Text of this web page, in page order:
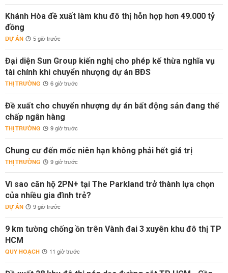
Khánh Hòa đề xuất làm khu đô thị hỗn hợp hơn 49.000 tỷ
đồng
DỰ ÁN 5 giờ trước
Đại diện Sun Group kiến nghị cho phép kế thừa nghĩa vụ
tài chính khi chuyển nhượng dự án BĐS
THỊ TRƯỜNG 6 giờ trước
Đề xuất cho chuyển nhượng dự án bất động sản đang thế
chấp ngân hàng
THỊ TRƯỜNG 9 giờ trước
Chung cư đến mốc niên hạn không phải hết giá trị
THỊ TRƯỜNG 9 giờ trước
Vì sao căn hộ 2PN+ tại The Parkland trở thành lựa chọn
của nhiều gia đình trẻ?
DỰ ÁN 9 giờ trước
9 km tường chống ồn trên Vành đai 3 xuyên khu đô thị TP
HCM
QUY HOẠCH 11 giờ trước